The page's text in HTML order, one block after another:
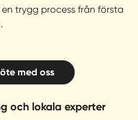
trygg process från första
med oss
och lokala experter